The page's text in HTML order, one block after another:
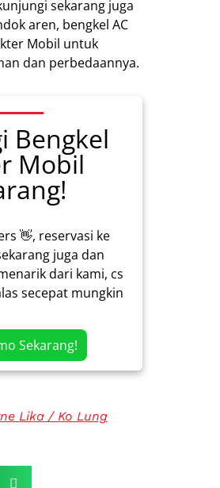
sekarang juga
aren, bengkel AC
Mobil untuk
dan perbedaannya.
Bengkel
Mobil
👋, reservasi ke
juga dan
dari kami, cs
secepat mungkin
Sekarang!
Lika / Ko Lung